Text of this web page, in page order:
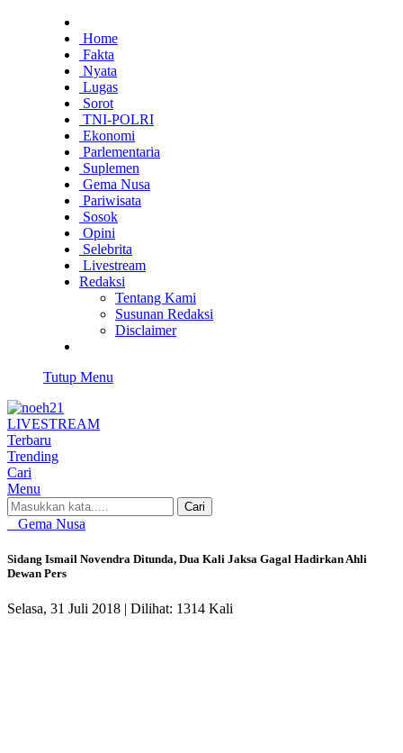
Home
Fakta
Nyata
Lugas
Sorot
TNI-POLRI
Ekonomi
Parlementaria
Suplemen
Gema Nusa
Pariwisata
Sosok
Opini
Selebrita
Livestream
Redaksi
Tentang Kami
Susunan Redaksi
Disclaimer
Tutup Menu
LIVESTREAM
Terbaru
Trending
Cari
Menu
Cari
Gema Nusa
Sidang Ismail Novendra Ditunda, Dua Kali Jaksa Gagal Hadirkan Ahli
Dewan Pers
Selasa, 31 Juli 2018 | Dilihat: 1314 Kali